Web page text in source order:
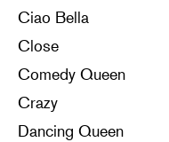
Ciao Bella
Close
Comedy Queen
Crazy
Dancing Queen